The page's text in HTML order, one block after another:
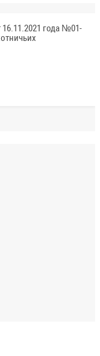
16.11.2021 года №01-